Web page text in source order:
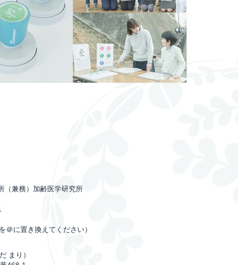
（兼務）加齢医学研究所
＠に置き換えてください）
まり）